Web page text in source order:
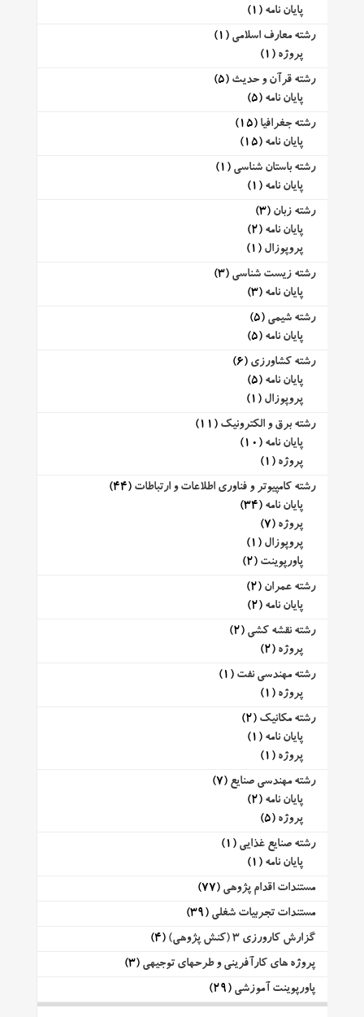
پایان نامه (1)
رشته معارف اسلامی (1)
پروژه (1)
رشته قرآن و حدیث (5)
پایان نامه (5)
رشته جغرافیا (15)
پایان نامه (15)
رشته باستان شناسی (1)
پایان نامه (1)
رشته زبان (3)
پایان نامه (2)
پروپوزال (1)
رشته زیست شناسی (3)
پایان نامه (3)
رشته شیمی (5)
پایان نامه (5)
رشته کشاورزی (6)
پایان نامه (5)
پروپوزال (1)
رشته برق و الکترونیک (11)
پایان نامه (10)
پروژه (1)
رشته کامپیوتر و فناوری اطلاعات و ارتباطات (44)
پایان نامه (34)
پروژه (7)
پروپوزال (1)
پاورپوینت (2)
رشته عمران (2)
پایان نامه (2)
رشته نقشه کشی (2)
پروژه (2)
رشته مهندسی نفت (1)
پروژه (1)
رشته مکانیک (2)
پایان نامه (1)
پروژه (1)
رشته مهندسی صنایع (7)
پایان نامه (2)
پروژه (5)
رشته صنایع غذایی (1)
پایان نامه (1)
مستندات اقدام پژوهی (77)
مستندات تجربیات شغلی (39)
گزارش کارورزی 3 (کنش پژوهی)
(4)
پروژه های کارآفرینی و طرحهای توجیهی (3)
پاورپوینت آموزشی (29)